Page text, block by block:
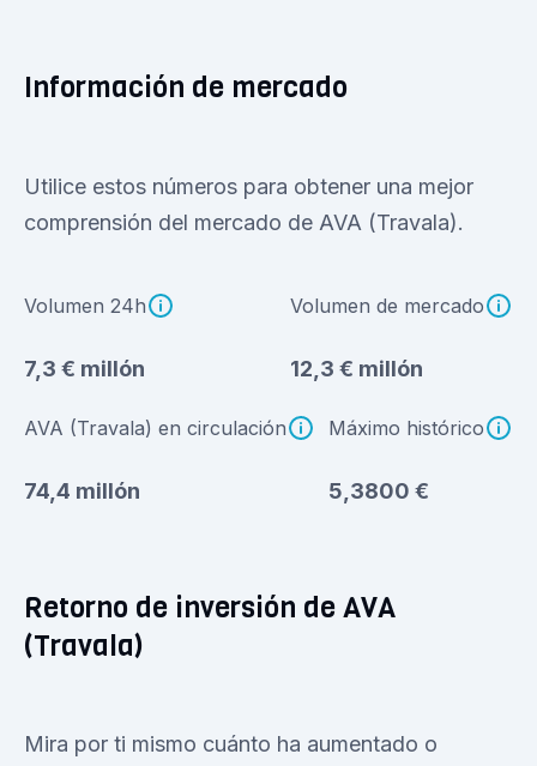
Información de mercado
Utilice estos números para obtener una mejor
comprensión del mercado de AVA (Travala).
Volumen 24h
7,3 € millón
Volumen de mercado
12,3 € millón
AVA (Travala) en circulación
74,4 millón
Máximo histórico
5,3800 €
Retorno de inversión de AVA
(Travala)
Mira por ti mismo cuánto ha aumentado o